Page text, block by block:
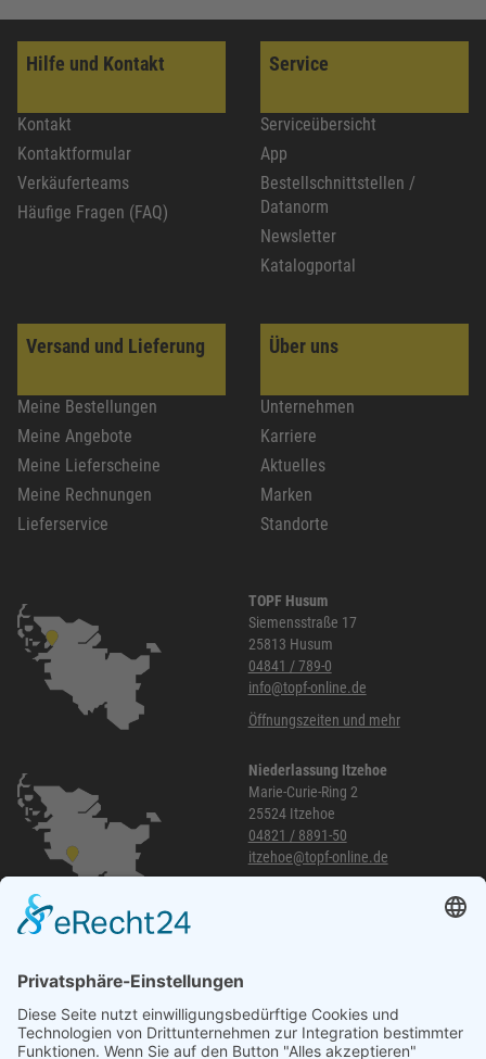
Hilfe und Kontakt
Kontakt
Kontaktformular
Verkäuferteams
Häufige Fragen (FAQ)
Service
Serviceübersicht
App
Bestellschnittstellen /
Datanorm
Newsletter
Katalogportal
Versand und Lieferung
Meine Bestellungen
Meine Angebote
Meine Lieferscheine
Meine Rechnungen
Lieferservice
Über uns
Unternehmen
Karriere
Aktuelles
Marken
Standorte
TOPF Husum
Siemensstraße 17
25813 Husum
04841 / 789-0
info@topf-online.de
Öffnungszeiten und mehr
Niederlassung Itzehoe
Marie-Curie-Ring 2
25524 Itzehoe
04821 / 8891-50
itzehoe@topf-online.de
040 / 21 04 04 04-04
glinde@topf-online.de